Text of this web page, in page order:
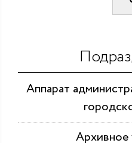
Аппарат
Архивное